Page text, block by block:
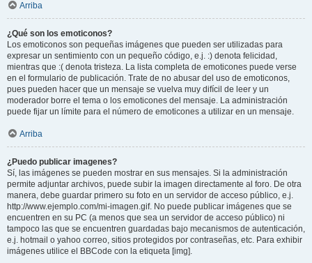
Arriba
¿Qué son los emoticonos?
Los emoticonos son pequeñas imágenes que pueden ser utilizadas para
expresar un sentimiento con un pequeño código, e.j. :) denota felicidad,
mientras que :( denota tristeza. La lista completa de emoticones puede verse
en el formulario de publicación. Trate de no abusar del uso de emoticonos,
pues pueden hacer que un mensaje se vuelva muy difícil de leer y un
moderador borre el tema o los emoticones del mensaje. La administración
puede fijar un límite para el número de emoticones a utilizar en un mensaje.
Arriba
¿Puedo publicar imagenes?
Sí, las imágenes se pueden mostrar en sus mensajes. Si la administración
permite adjuntar archivos, puede subir la imagen directamente al foro. De otra
manera, debe guardar primero su foto en un servidor de acceso público, e.j.
http://www.ejemplo.com/mi-imagen.gif. No puede publicar imágenes que se
encuentren en su PC (a menos que sea un servidor de acceso público) ni
tampoco las que se encuentren guardadas bajo mecanismos de autenticación,
e.j. hotmail o yahoo correo, sitios protegidos por contraseñas, etc. Para exhibir
imágenes utilice el BBCode con la etiqueta [img].